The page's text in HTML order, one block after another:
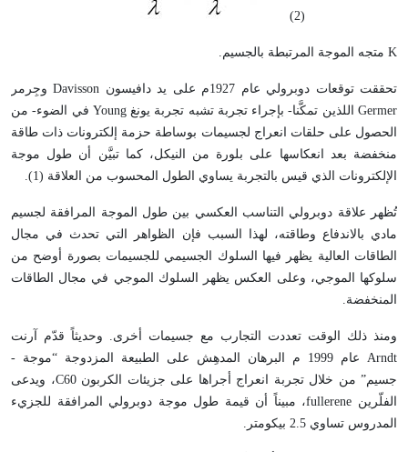
(2)
K متجه الموجة المرتبطة بالجسيم.
تحققت توقعات دوبرولي عام 1927م على يد دافيسون Davissonوجِرمر
Germerاللذين تمكَّنا- بإجراء تجربة تشبه تجربة يونغYoung في الضوء- من
الحصول على حلقات انعراج لجسيمات بوساطة حزمة إلكترونات ذات طاقة
منخفضة بعد انعكاسها على بلورة من النيكل، كما تبيَّن أن طول موجة
الإلكترونات الذي قيس بالتجربة يساوي الطول المحسوب من العلاقة (1).
تُظهر علاقة دوبرولي التناسب العكسي بين طول الموجة المرافقة لجسيم
مادي بالاندفاع وطاقته، لهذا السبب فإن الظواهر التي تحدث في مجال
الطاقات العالية يظهر فيها السلوك الجسيمي للجسيمات بصورة أوضح من
سلوكها الموجي، وعلى العكس يظهر السلوك الموجي في مجال الطاقات
المنخفضة.
ومنذ ذلك الوقت تعددت التجارب مع جسيمات أخرى. وحديثاً قدّم آرنت
Arndt
عام 1999 م البرهان المدهِش على الطبيعة المزدوجة “موجة -
جسيم” من خلال تجربة انعراج أجراها على جزيئات الكربونC60، ويدعى
الفلّرين fullerene، مبيناً أن قيمة طول موجة دوبرولي المرافقة للجزيء
المدروس تساوي 2.5 بيكومتر.